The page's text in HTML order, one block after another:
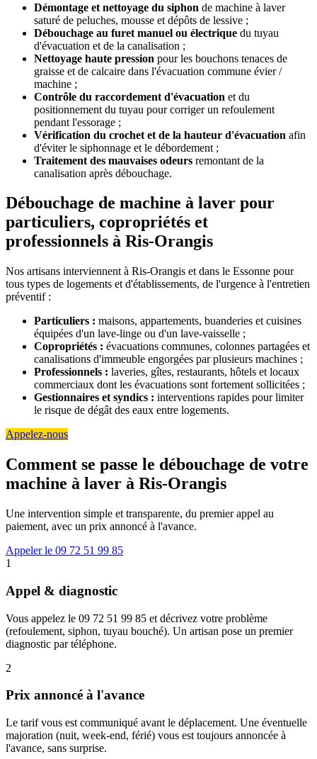
Démontage et nettoyage du siphon de machine à laver
saturé de peluches, mousse et dépôts de lessive ;
Débouchage au furet manuel ou électrique du tuyau
d'évacuation et de la canalisation ;
Nettoyage haute pression pour les bouchons tenaces de
graisse et de calcaire dans l'évacuation commune évier /
machine ;
Contrôle du raccordement d'évacuation et du
positionnement du tuyau pour corriger un refoulement
pendant l'essorage ;
Vérification du crochet et de la hauteur d'évacuation afin
d'éviter le siphonnage et le débordement ;
Traitement des mauvaises odeurs remontant de la
canalisation après débouchage.
Débouchage de machine à laver pour
particuliers, copropriétés et
professionnels à Ris-Orangis
Nos artisans interviennent à Ris-Orangis et dans le Essonne pour
tous types de logements et d'établissements, de l'urgence à l'entretien
préventif :
Particuliers : maisons, appartements, buanderies et cuisines
équipées d'un lave-linge ou d'un lave-vaisselle ;
Copropriétés : évacuations communes, colonnes partagées et
canalisations d'immeuble engorgées par plusieurs machines ;
Professionnels : laveries, gîtes, restaurants, hôtels et locaux
commerciaux dont les évacuations sont fortement sollicitées ;
Gestionnaires et syndics : interventions rapides pour limiter
le risque de dégât des eaux entre logements.
Appelez-nous
Comment se passe le débouchage de votre
machine à laver à Ris-Orangis
Une intervention simple et transparente, du premier appel au
paiement, avec un prix annoncé à l'avance.
Appeler le 09 72 51 99 85
1
Appel & diagnostic
Vous appelez le 09 72 51 99 85 et décrivez votre problème
(refoulement, siphon, tuyau bouché). Un artisan pose un premier
diagnostic par téléphone.
2
Prix annoncé à l'avance
Le tarif vous est communiqué avant le déplacement. Une éventuelle
majoration (nuit, week-end, férié) vous est toujours annoncée à
l'avance, sans surprise.